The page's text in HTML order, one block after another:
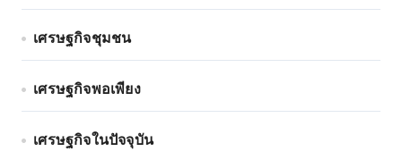
เศรษฐกิจชุมชน
เศรษฐกิจพอเพียง
เศรษฐกิจในปัจจุบัน